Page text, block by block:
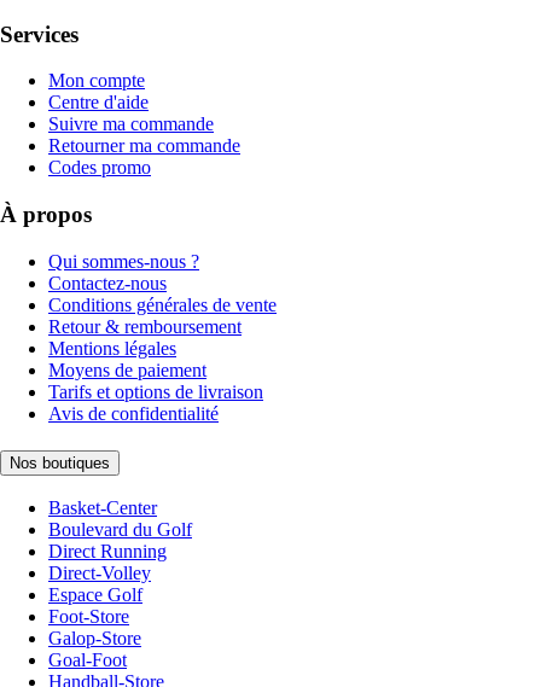
Services
Mon compte
Centre d'aide
Suivre ma commande
Retourner ma commande
Codes promo
À propos
Qui sommes-nous ?
Contactez-nous
Conditions générales de vente
Retour & remboursement
Mentions légales
Moyens de paiement
Tarifs et options de livraison
Avis de confidentialité
Nos boutiques
Basket-Center
Boulevard du Golf
Direct Running
Direct-Volley
Espace Golf
Foot-Store
Galop-Store
Goal-Foot
Handball-Store